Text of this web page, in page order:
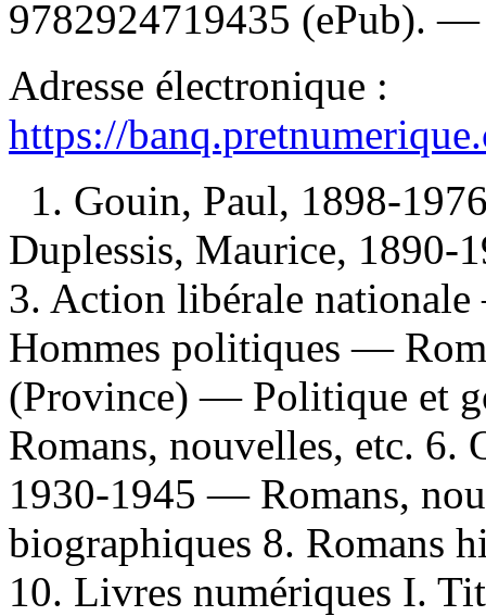
9782924719435 (ePub).
Adresse électronique :
https://
1. Gouin, Paul, 1898-
Duplessis, Maurice, 1890-
3. Action libérale
Hommes politiques —
(Province) — Politique et
Romans, nouvelles, etc.
1930-1945 — Romans,
biographiques 8. Romans
10. Livres numériques I.